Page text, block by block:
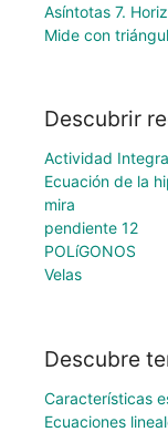
Asíntotas 7.
Mide con
Descubrir
Actividad
Ecuación de la
mira
pendiente 12
POLíGONOS
Velas
Descubre
Características
Ecuaciones